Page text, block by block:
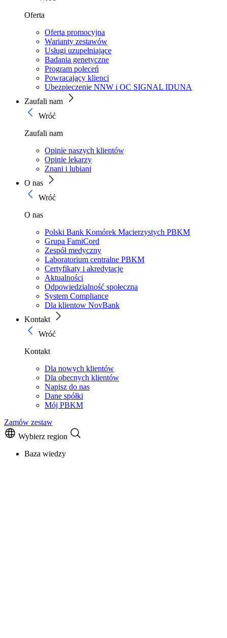
Oferta
Oferta promocyjna
Warianty zestawów
Usługi uzupełniające
Badania genetyczne
Program poleceń
Powracający klienci
Ubezpieczenie NNW i OC SIGNAL IDUNA
Zaufali nam
Wróć
Zaufali nam
Opinie naszych klientów
Opinie lekarzy
Znani i lubiani
O nas
Wróć
O nas
Polski Bank Komórek Macierzystych PBKM
Grupa FamiCord
Zespół medyczny
Laboratorium centralne PBKM
Certyfikaty i akredytacje
Aktualności
Odpowiedzialność społeczna
System Compliance
Dla klientow NovBank
Kontakt
Wróć
Kontakt
Dla nowych klientów
Dla obecnych klientów
Napisz do nas
Dane spółki
Mój PBKM
Zamów zestaw
Wybierz region
Baza wiedzy